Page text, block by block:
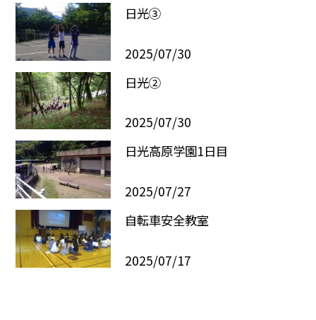
日光③
2025/07/30
日光②
2025/07/30
日光高原学園1日目
2025/07/27
自転車安全教室
2025/07/17